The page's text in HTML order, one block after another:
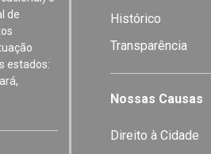
de
estados:
Histórico
Transparência
Nossas Causas
Direito à Cidade